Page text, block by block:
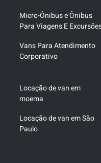
Micro-Ônibus e Ônibus
Para Viagens E
Vans Para Atendimento
Corporativo
Locação de van em
moema
Locação de van em São
Paulo